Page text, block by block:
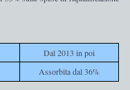
Dal2013 in poi
Assorbita dal 36%